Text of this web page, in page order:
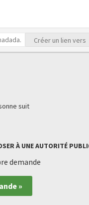
Créer un lien vers
suit
À UNE AUTORITÉ
demande
»